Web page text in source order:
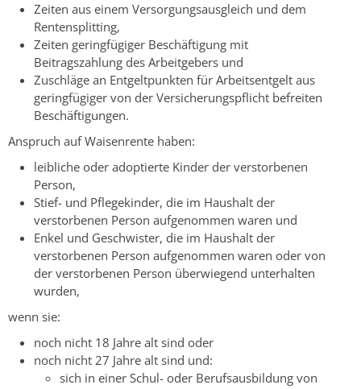
Zeiten aus einem Versorgungsausgleich und dem
Rentensplitting,
Zeiten geringfügiger Beschäftigung mit
Beitragszahlung des Arbeitgebers und
Zuschläge an Entgeltpunkten für Arbeitsentgelt aus
geringfügiger von der Versicherungspflicht befreiten
Beschäftigungen.
Anspruch auf Waisenrente haben:
leibliche oder adoptierte Kinder der verstorbenen
Person,
Stief- und Pflegekinder, die im Haushalt der
verstorbenen Person aufgenommen waren und
Enkel und Geschwister, die im Haushalt der
verstorbenen Person aufgenommen waren oder von
der verstorbenen Person überwiegend unterhalten
wurden,
wenn sie:
noch nicht 18 Jahre alt sind oder
noch nicht 27 Jahre alt sind und:
sich in einer Schul- oder Berufsausbildung von